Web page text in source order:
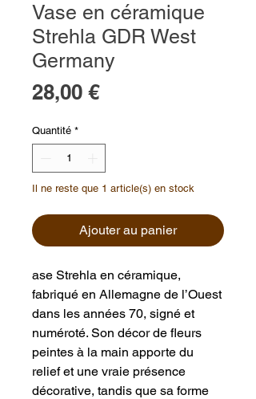
Vase en céramique
Strehla GDR West
Germany
28,00 €Prix
Quantité *
Il ne reste que 1 article(s) en stock
Ajouter au panier
ase Strehla en céramique,
fabriqué en Allemagne de l’Ouest
dans les années 70, signé et
numéroté. Son décor de fleurs
peintes à la main apporte du
relief et une vraie présence
décorative, tandis que sa forme